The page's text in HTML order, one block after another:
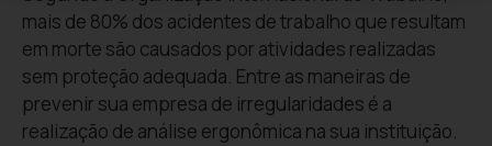
mais de 80% dos acidentes de trabalho que resultam
em morte são causados por atividades realizadas
sem proteção adequada. Entre as maneiras de
prevenir sua empresa de irregularidades é a
realização de análise ergonômica na sua instituição.